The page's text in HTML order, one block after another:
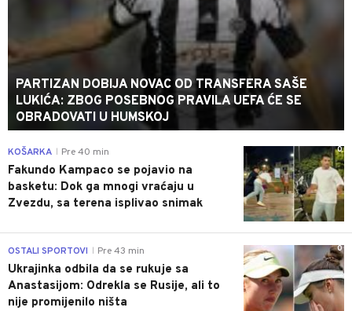
PARTIZAN DOBIJA NOVAC OD TRANSFERA SAŠE
LUKIĆA: ZBOG POSEBNOG PRAVILA UEFA ĆE SE
OBRADOVATI U HUMSKOJ
0
KOŠARKA Pre 40 min
Fakundo Kampaco se pojavio na
basketu: Dok ga mnogi vraćaju u
Zvezdu, sa terena isplivao snimak
0
OSTALI SPORTOVI Pre 43 min
Ukrajinka odbila da se rukuje sa
Anastasijom: Odrekla se Rusije, ali to
nije promijenilo ništa